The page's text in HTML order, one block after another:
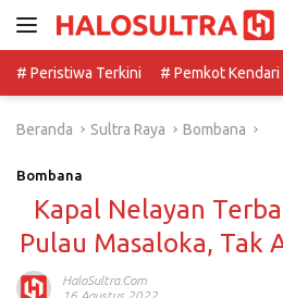
# Peristiwa Terkini
# Pemkot Kendari
Beranda Sultra Raya Bombana
Bombana
Kapal Nelayan
Pulau Masaloka, Tak
HaloSultra.com